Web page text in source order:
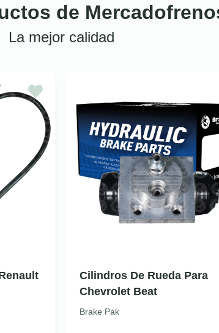
de
La mejor calidad
Cilindros De Rueda Para
Chevrolet Beat
Brake Pak